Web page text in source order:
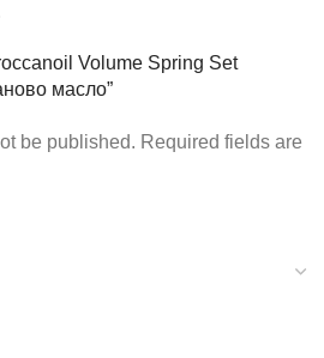
Volume Spring Set
масло”
be published. Required fields are